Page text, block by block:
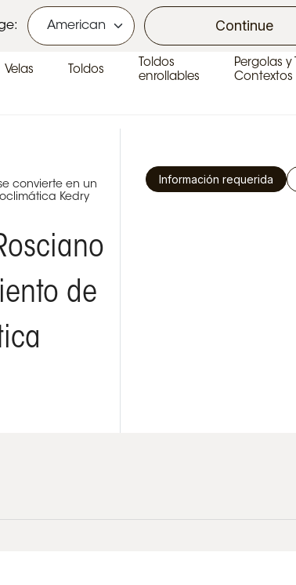
Continue
Velas Toldos
Toldos
enrollables
Pergolas y
Contextos
convierte en un
Kedry
de
Información requerida